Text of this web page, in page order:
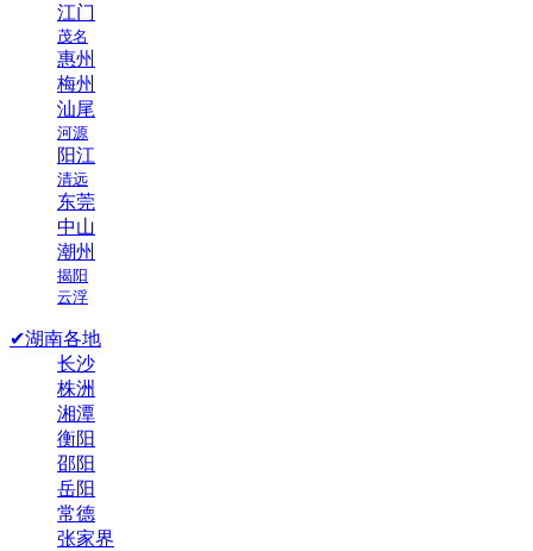
江门
茂名
惠州
梅州
汕尾
河源
阳江
清远
东莞
中山
潮州
揭阳
云浮
✔湖南各地
长沙
株洲
湘潭
衡阳
邵阳
岳阳
常德
张家界